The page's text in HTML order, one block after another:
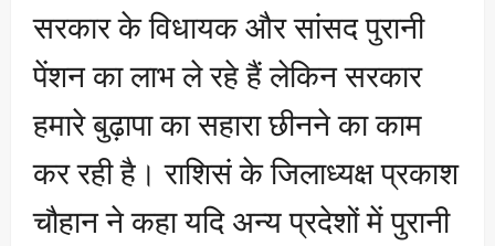
सरकार के विधायक और सांसद पुरानी
पेंशन का लाभ ले रहे हैं लेकिन सरकार
हमारे बुढ़ापा का सहारा छीनने का काम
कर रही है। राशिसं के जिलाध्यक्ष प्रकाश
चौहान ने कहा यदि अन्य प्रदेशों में पुरानी